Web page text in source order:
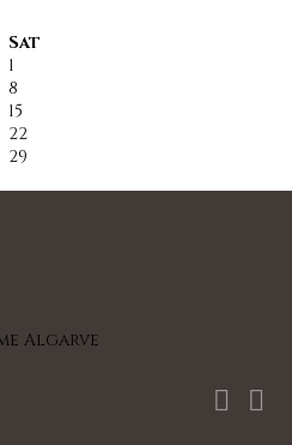
Sat
1
8
15
22
29
 